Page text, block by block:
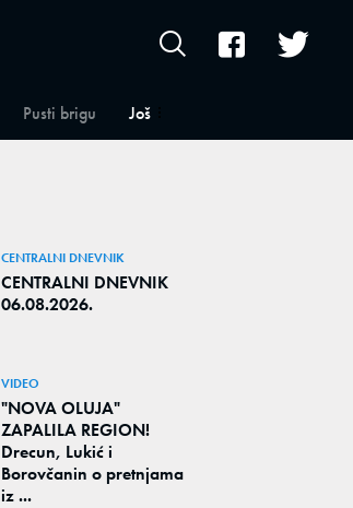
Pusti brigu Još
CENTRALNI DNEVNIK
CENTRALNI DNEVNIK
06.08.2026.
VIDEO
"NOVA OLUJA"
ZAPALILA REGION!
Drecun, Lukić i
Borovčanin o pretnjama
iz ...